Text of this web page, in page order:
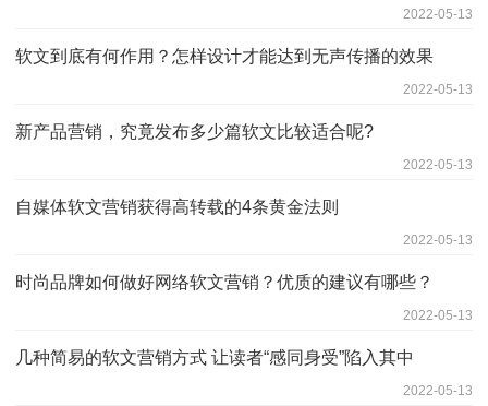
2022-05-13
软文到底有何作用？怎样设计才能达到无声传播的效果
2022-05-13
新产品营销，究竟发布多少篇软文比较适合呢?
2022-05-13
自媒体软文营销获得高转载的4条黄金法则
2022-05-13
时尚品牌如何做好网络软文营销？优质的建议有哪些？
2022-05-13
几种简易的软文营销方式 让读者“感同身受”陷入其中
2022-05-13